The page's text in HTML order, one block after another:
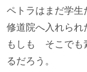
ペトラはまだ学生
修道院へ入れられ
もしも そこでも
るだろう。